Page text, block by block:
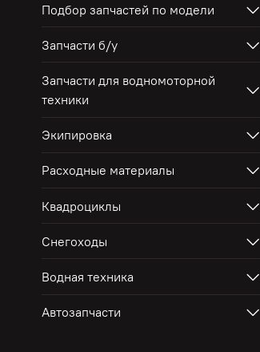
Подбор запчастей по модели
Запчасти б/у
Запчасти для водномоторной
техники
Экипировка
Расходные материалы
Квадроциклы
Снегоходы
Водная техника
Автозапчасти